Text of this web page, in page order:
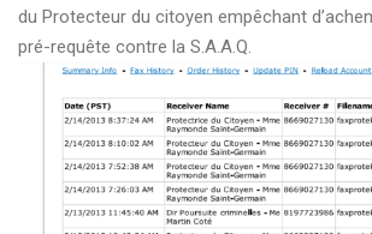
Chronologie d’un policier pris en
1979-1994
Communiqué aux Medias
Demande de pré-enquête criminelle
Devoir syndical de juste
du Protecteur du citoyen empêchant
pré-requête contre la S.A.A.Q.